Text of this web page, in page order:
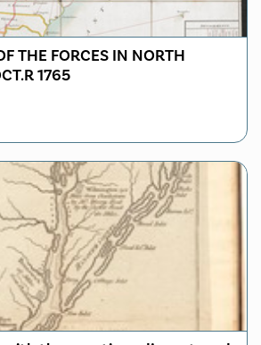
THE FORCES IN NORTH
1765